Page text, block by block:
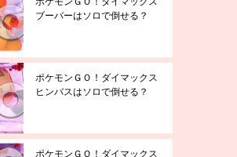
ブーバーはソロで倒せる？
ポケモンＧＯ！ダイマックス
ヒンバスはソロで倒せる？
ポケモンＧＯ！ダイマックス